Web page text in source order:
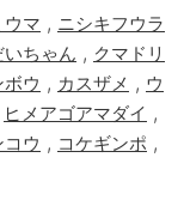
ウマ , ニシキフウラ
ちゃん , クマドリ
ウ , カスザメ , ウ
ヒメアゴアマダイ ,
ウ , コケギンポ ,